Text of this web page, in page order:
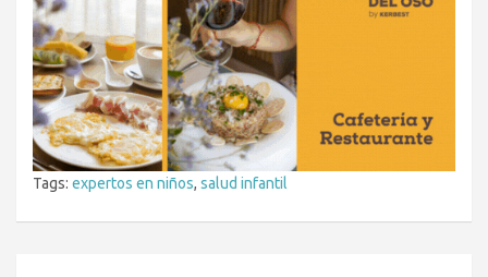
Tags: expertos en niños, salud infantil